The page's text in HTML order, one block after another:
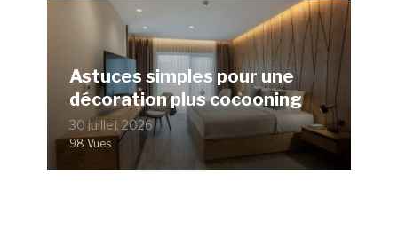
Astuces simples pour une
décoration plus cocooning
30 juillet 2026
98 Vues